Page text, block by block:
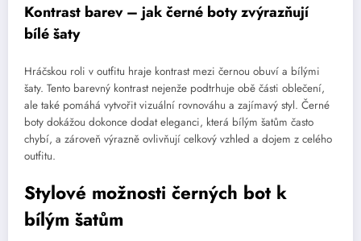
Kontrast barev – jak černé boty zvýrazňují
bílé šaty
Hráčskou roli v outfitu hraje kontrast mezi černou obuví a bílými
šaty. Tento barevný kontrast nejenže podtrhuje obě části oblečení,
ale také pomáhá vytvořit vizuální rovnováhu a zajímavý styl. Černé
boty dokážou dokonce dodat eleganci, která bílým šatům často
chybí, a zároveň výrazně ovlivňují celkový vzhled a dojem z celého
outfitu.
Stylové možnosti černých bot k
bílým šatům